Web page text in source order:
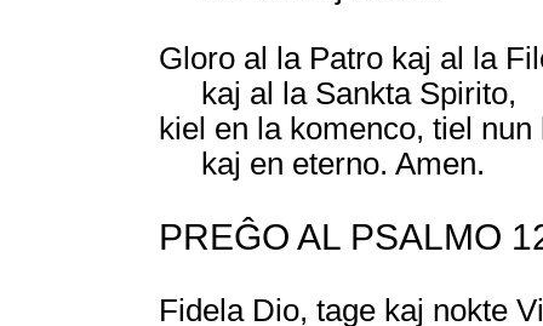
Gloro al la Patro kaj al la
kaj al la Sankta Spirito,
kiel en la komenco, tiel
kaj en eterno. Amen.
PREĜO AL PSALMO
Fidela Dio, tage kaj nokte